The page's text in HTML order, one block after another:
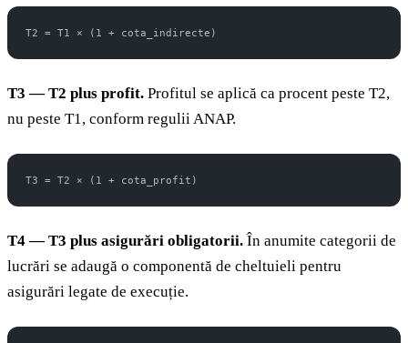
T2 = T1 × (1 + cota_indirecte)
T3 — T2 plus profit. Profitul se aplică ca procent peste T2,
nu peste T1, conform regulii ANAP.
T3 = T2 × (1 + cota_profit)
T4 — T3 plus asigurări obligatorii. În anumite categorii de
lucrări se adaugă o componentă de cheltuieli pentru
asigurări legate de execuție.